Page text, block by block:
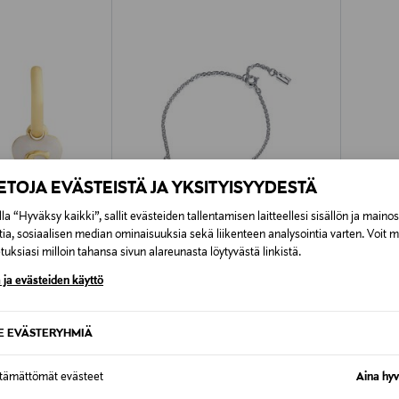
EVÄSTEISTÄ JA YKSITYISYYDESTÄ
“Hyväksy kaikki”, sallit evästeiden tallentamisen laitteellesi sisällön ja
sosiaalisen median ominaisuuksia sekä liikenteen analysointia varten. Voit
milloin tahansa sivun alareunasta löytyvästä linkistä.
ja evästeiden käyttö
EVÄSTERYHMIÄ
evästeet Aina
-korvakorut
Little